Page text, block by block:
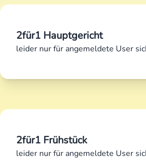
2für1 Hauptgericht
leider nur für angemeldete User
2für1 Frühstück
leider nur für angemeldete User